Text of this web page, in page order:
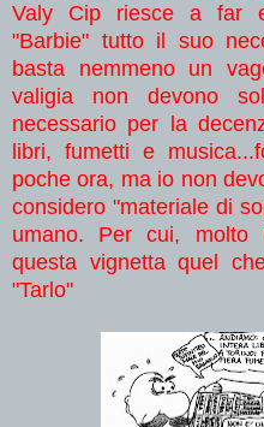
Valy Cip riesce a far
"Barbie" tutto il suo
basta nemmeno un
valigia non devono
necessario per la
libri, fumetti e
poche ora, ma io non
considero "materiale di
umano. Per cui, molto
questa vignetta quel
"Tarlo"